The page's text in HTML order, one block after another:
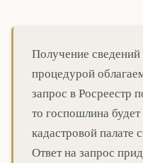
Получение сведений
процедурой
запрос в Росреестр
то госпошлина
кадастровой палате
Ответ на запрос